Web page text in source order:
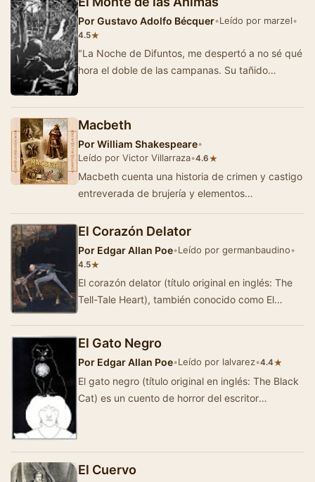
PorGustavo Adolfo Bécquer•Leído por marzel•
4.5★
"La Noche de Difuntos, me despertó a no sé qué
hora el doble de las campanas. Su tañido
Macbeth
PorWilliam Shakespeare•
Leído por Victor Villarraza•4.6★
Macbeth cuenta una historia de crimen y castigo
entreverada de brujería y elementos
El Corazón Delator
Por Edgar Allan Poe•Leído por germanbaudino•
4.5★
El corazón delator (título original en inglés: The
Tell-Tale Heart), también conocido como El
El Gato Negro
Por Edgar Allan Poe•Leído por lalvarez•4.4★
El gato negro (título original en inglés: The Black
Cat) es un cuento de horror del escritor
El Cuervo